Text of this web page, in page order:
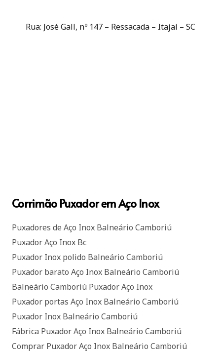
Rua: José Gall, nº 147 – Ressacada – Itajaí – SC
Corrimão Puxador em Aço Inox
Puxadores de Aço Inox Balneário Camboriú
Puxador Aço Inox Bc
Puxador Inox polido Balneário Camboriú
Puxador barato Aço Inox Balneário Camboriú
Balneário Camboriú Puxador Aço Inox
Puxador portas Aço Inox Balneário Camboriú
Puxador Inox Balneário Camboriú
Fábrica Puxador Aço Inox Balneário Camboriú
Comprar Puxador Aço Inox Balneário Camboriú